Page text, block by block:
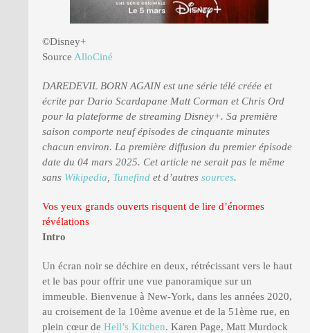
©Disney+
Source AlloCiné
DAREDEVIL BORN AGAIN est une série télé créée et
écrite par Dario Scardapane Matt Corman et Chris Ord
pour la plateforme de streaming Disney+. Sa première
saison comporte neuf épisodes de cinquante minutes
chacun environ. La première diffusion du premier épisode
date du 04 mars 2025. Cet article ne serait pas le même
sans Wikipedia Tunefind et d’autres sources.
Vos yeux grands ouverts risquent de lire d’énormes
révélations
Intro
Un écran noir se déchire en deux, rétrécissant vers le haut
et le bas pour offrir une vue panoramique sur un
immeuble. Bienvenue à New-York, dans les années 2020,
au croisement de la 10ème avenue et de la 51ème rue, en
plein cœur de Hell’s Kitchen. Karen Page, Matt Murdock